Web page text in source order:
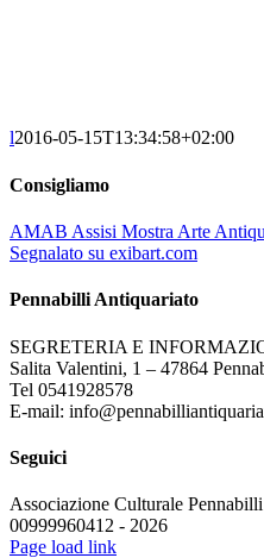
l2016-05-15T13:34:58+02:00
Consigliamo
AMAB Assisi Mostra Arte
Segnalato su exibart.com
Pennabilli Antiquariato
SEGRETERIA E
Salita Valentini, 1 – 47864
Tel 0541928578
E-mail:
Seguici
Associazione Culturale
00999960412 - 2026
Page load link